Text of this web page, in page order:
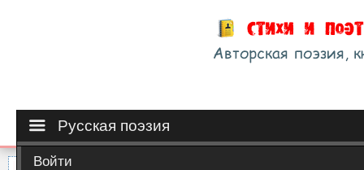
Русская поэзия
Войти